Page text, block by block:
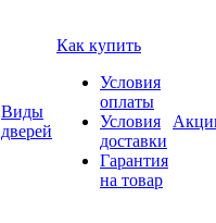
Виды
дверей
Как купить
Условия
оплаты
Условия
доставки
Гарантия
на товар